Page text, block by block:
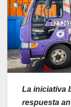
La iniciativa
respuesta